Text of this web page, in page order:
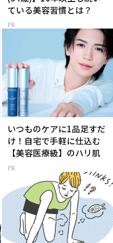
ている美容習慣とは？
いつものケアに1品足すだ
け！自宅で手軽に仕込む
【美容医療級】のハリ肌